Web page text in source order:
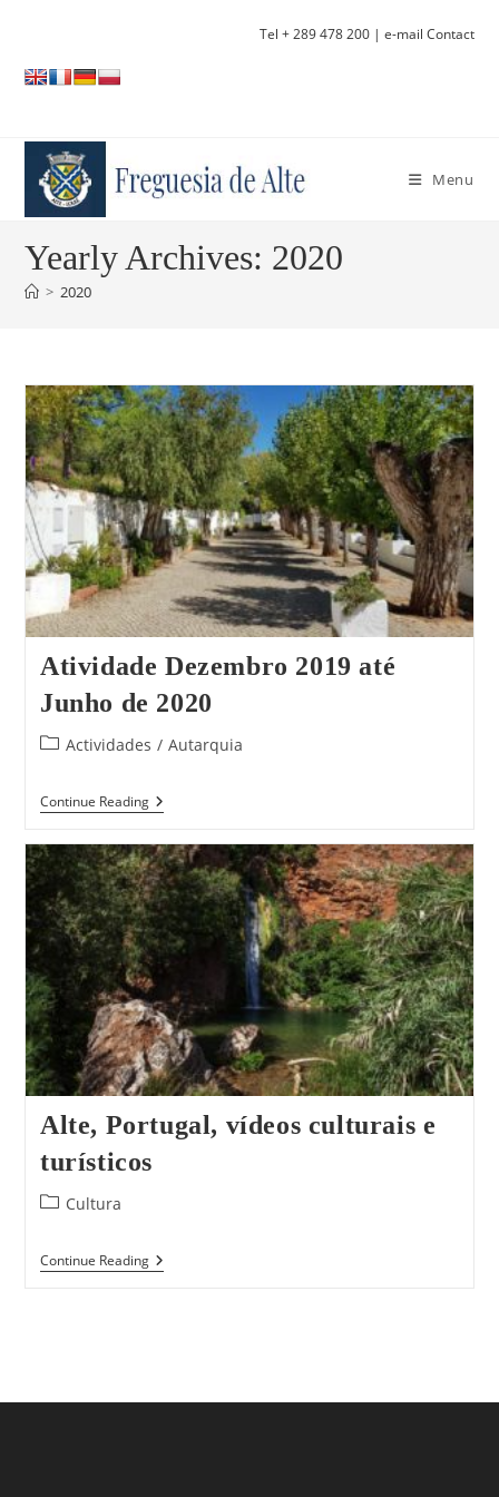
content
Tel + 289 478 200| e-mail Contact
Menu
Yearly Archives: 2020
> 2020
Atividade Dezembro 2019 até
Junho de 2020
PostActividades / Autarquia
Continue ReadingAtividade
Dezembro
Até
Junho
De
2020
Alte, Portugal, vídeos culturais e
turísticos
PostCultura
Continue ReadingAlte,
Portugal,